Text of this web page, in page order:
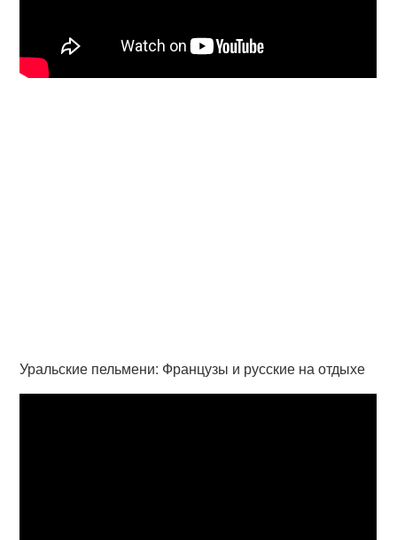
Уральские пельмени: Французы и русские на отдыхе